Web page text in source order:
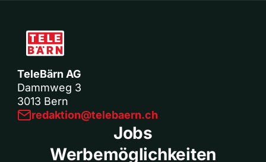
TeleBärn AG
Dammweg 3
3013 Bern
redaktion@telebaern.ch
Jobs
Werbemöglichkeiten